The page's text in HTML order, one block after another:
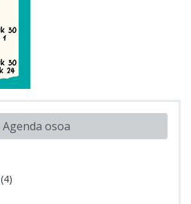
Agenda osoa
(4)